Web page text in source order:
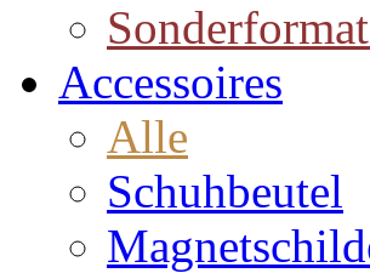
Accessoires
Alle
Schuhbeutel